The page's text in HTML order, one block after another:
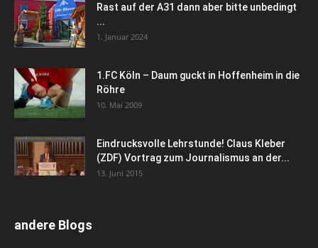
Rast auf der A31 dann aber bitte unbedingt
...
1. Januar 2024
1.FC Köln – Daum guckt in Hoffenheim in die
Röhre
10. Mai 2009
Eindrucksvolle Lehrstunde! Claus Kleber
(ZDF) Vortrag zum Journalismus an der...
13. Juni 2015
andere Blogs